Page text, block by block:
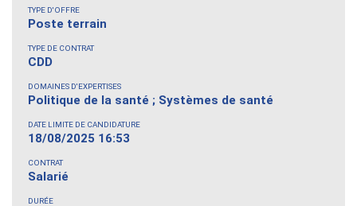
TYPE D'OFFRE
Poste terrain
TYPE DE CONTRAT
CDD
DOMAINES D'EXPERTISES
Politique de la santé ; Systèmes de santé
DATE LIMITE DE CANDIDATURE
18/08/2025 16:53
CONTRAT
Salarié
DURÉE